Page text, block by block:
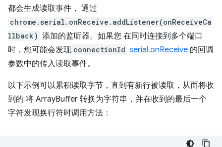
都会生成读取事件， 通过
chrome.serial.onReceive.addListener(onReceiveCa
llback) 添加的监听器。如果您 在同时连接到多个端口
时，您可能会发现 connectionId serial.onReceive 的回调
参数中的传入读取事件。
以下示例可以累积读取字节，直到有新行被读取，从而将收
到的 将 ArrayBuffer 转换为字符串，并在收到的最后一个
字符发现换行符时调用方法：